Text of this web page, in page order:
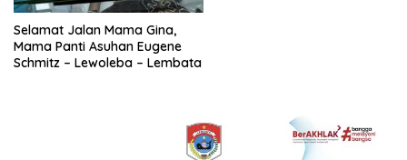
Selamat Jalan Mama Gina,
Mama Panti Asuhan Eugene
Schmitz – Lewoleba – Lembata